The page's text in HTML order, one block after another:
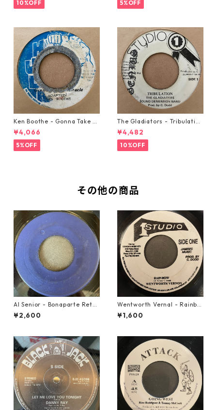
10%OFF 5%OFF
Ken Boothe - Gonna Take A
Miracle【7-21362】
¥4,066
5%OFF
The Gladiators - Tribulation
【7-21365】
¥4,482
10%OFF
その他の商品
Al Senior - Bonaparte Retre
at【7-21861】
¥2,600
Wentworth Vernal - Rainbo
w【7-21940】
¥1,600